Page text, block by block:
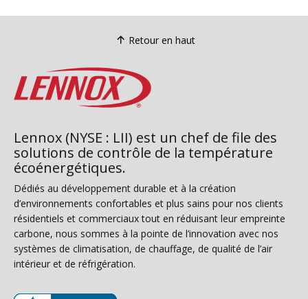
Retour en haut
Lennox (NYSE : LII) est un chef de file des
solutions de contrôle de la température
écoénergétiques.
Dédiés au développement durable et à la création
d’environnements confortables et plus sains pour nos clients
résidentiels et commerciaux tout en réduisant leur empreinte
carbone, nous sommes à la pointe de l’innovation avec nos
systèmes de climatisation, de chauffage, de qualité de l’air
intérieur et de réfrigération.